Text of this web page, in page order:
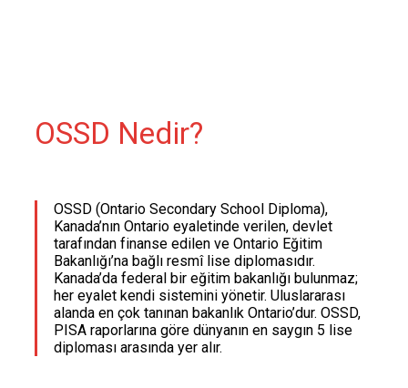
OSSD Nedir?
OSSD (Ontario Secondary School Diploma),
Kanada’nın Ontario eyaletinde verilen, devlet
tarafından finanse edilen ve Ontario Eğitim
Bakanlığı’na bağlı resmî lise diplomasıdır.
Kanada’da federal bir eğitim bakanlığı bulunmaz;
her eyalet kendi sistemini yönetir. Uluslararası
alanda en çok tanınan bakanlık Ontario’dur. OSSD,
PISA raporlarına göre dünyanın en saygın 5 lise
diploması arasında yer alır.